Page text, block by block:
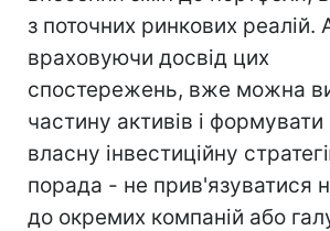
з поточних ринкових реалій.
враховуючи досвід цих
спостережень, вже можна
частину активів і
власну інвестиційну
порада - не прив'язуватися
до окремих компаній або